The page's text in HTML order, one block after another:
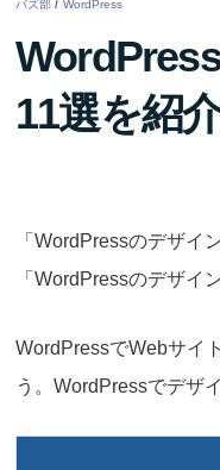
バズ部 / WordPress
11選を紹
「WordPressのデザイ
「WordPressのデザイ
WordPressでWebサイ
う。WordPressでデザ